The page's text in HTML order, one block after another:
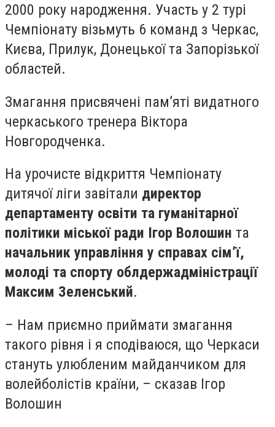
2000 року народження. Участь у 2 турі
Чемпіонату візьмуть 6 команд з Черкас,
Києва, Прилук, Донецької та Запорізької
областей.
Змагання присвячені пам’яті видатного
черкаського тренера Віктора
Новгородченка.
На урочисте відкриття Чемпіонату
дитячої ліги завітали директор
департаменту освіти та гуманітарної
політики міської ради Ігор Волошин та
начальник управління у справах сім’ї,
молоді та спорту облдержадміністрації
Максим Зеленський.
– Нам приємно приймати змагання
такого рівня і я сподіваюся, що Черкаси
стануть улюбленим майданчиком для
волейболістів країни, – сказав Ігор
Волошин